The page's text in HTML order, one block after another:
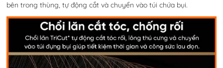
bên trong thùng, tự động cắt và chuyển vào túi chứa bụi.